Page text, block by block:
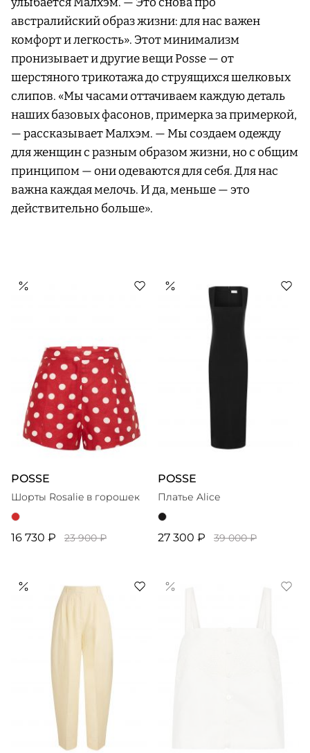
австралийский образ жизни: для нас важен
комфорт и легкость». Этот минимализм
пронизывает и другие вещи Posse — от
шерстяного трикотажа до струящихся шелковых
слипов. «Мы часами оттачиваем каждую деталь
наших базовых фасонов, примерка за примеркой,
— рассказывает Малхэм. — Мы создаем одежду
для женщин с разным образом жизни, но с общим
принципом — они одеваются для себя. Для нас
важна каждая мелочь. И да, меньше — это
действительно больше».
POSSE
Шорты Rosalie в горошек
16 730 ₽ 23 900 ₽
POSSE
Платье Alice
27 300 ₽ 39 000 ₽